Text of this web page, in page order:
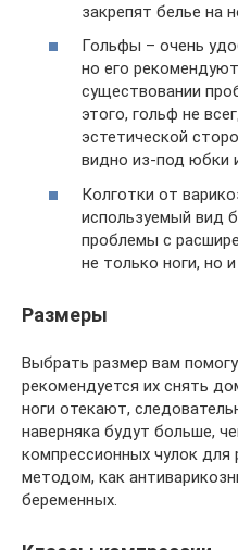
закрепят белье на
Гольфы – очень
но его
существовании
этого, гольф не
эстетической
видно из-под юбки
Колготки от
используемый вид
проблемы с
не только ноги, но
Размеры
Выбрать размер вам
рекомендуется их снять
ноги отекают,
наверняка будут больше,
компрессионных чулок
методом, как
беременных.